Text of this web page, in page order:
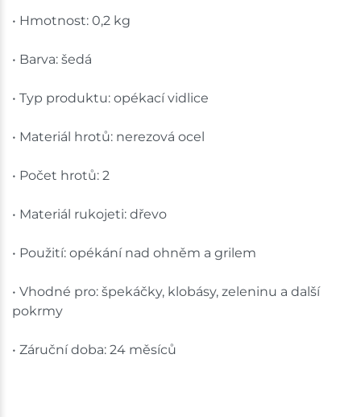
• Hmotnost: 0,2 kg
• Barva: šedá
• Typ produktu: opékací vidlice
• Materiál hrotů: nerezová ocel
• Počet hrotů: 2
• Materiál rukojeti: dřevo
• Použití: opékání nad ohněm a grilem
• Vhodné pro: špekáčky, klobásy, zeleninu a další
pokrmy
• Záruční doba: 24 měsíců